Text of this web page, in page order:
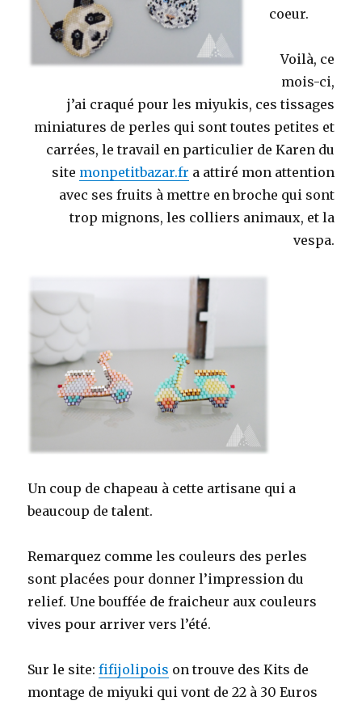
coeur.
Voilà, ce
mois-ci,
j’ai craqué pour les miyukis, ces tissages
miniatures de perles qui sont toutes petites et
carrées, le travail en particulier de Karen du
site monpetitbazar.fr a attiré mon attention
avec ses fruits à mettre en broche qui sont
trop mignons, les colliers animaux, et la
vespa.
Un coup de chapeau à cette artisane qui a
beaucoup de talent.
Remarquez comme les couleurs des perles
sont placées pour donner l’impression du
relief. Une bouffée de fraicheur aux couleurs
vives pour arriver vers l’été.
Sur le site:fifijolipois on trouve des Kits de
montage de miyuki qui vont de 22 à 30 Euros